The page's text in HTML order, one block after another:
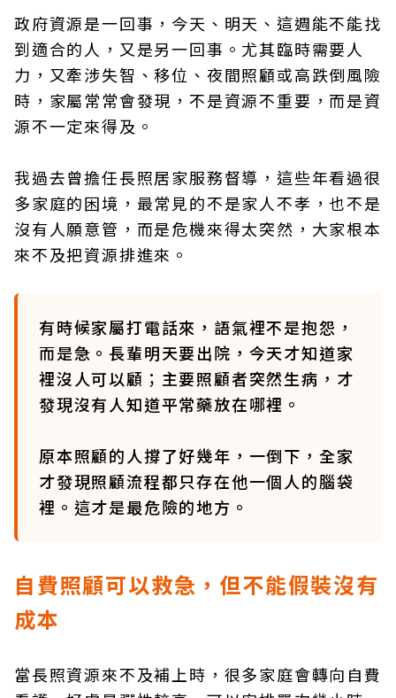
政府資源是一回事，今天、明天、這週能不能找
到適合的人，又是另一回事。尤其臨時需要人
力，又牽涉失智、移位、夜間照顧或高跌倒風險
時，家屬常常會發現，不是資源不重要，而是資
源不一定來得及。
我過去曾擔任長照居家服務督導，這些年看過很
多家庭的困境，最常見的不是家人不孝，也不是
沒有人願意管，而是危機來得太突然，大家根本
來不及把資源排進來。
有時候家屬打電話來，語氣裡不是抱怨，
而是急。長輩明天要出院，今天才知道家
裡沒人可以顧；主要照顧者突然生病，才
發現沒有人知道平常藥放在哪裡。
原本照顧的人撐了好幾年，一倒下，全家
才發現照顧流程都只存在他一個人的腦袋
裡。這才是最危險的地方。
自費照顧可以救急，但不能假裝沒有
成本
當長照資源來不及補上時，很多家庭會轉向自費